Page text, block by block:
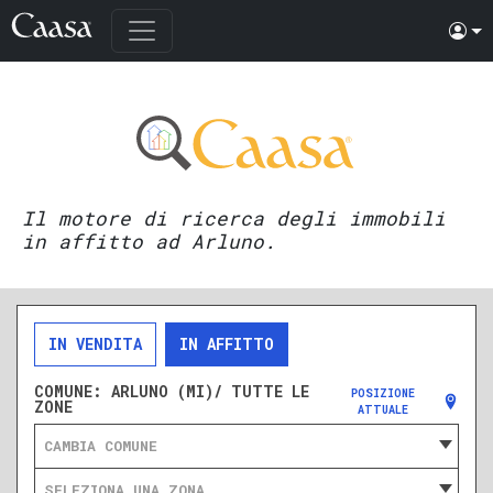
Il motore di ricerca degli immobili
in affitto ad Arluno.
IN VENDITA IN AFFITTO
COMUNE: ARLUNO (MI)/ TUTTE LE
ZONE
POSIZIONE
ATTUALE
CAMBIA COMUNE